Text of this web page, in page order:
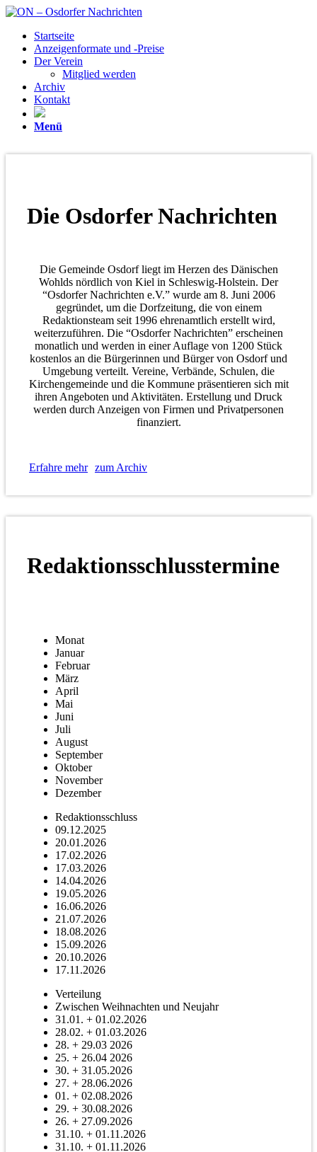
Startseite
Anzeigenformate und -Preise
Der Verein
Mitglied werden
Archiv
Kontakt
Menü
Die Osdorfer Nachrichten
Die Gemeinde Osdorf liegt im Herzen des Dänischen
Wohlds nördlich von Kiel in Schleswig-Holstein. Der
“Osdorfer Nachrichten e.V.” wurde am 8. Juni 2006
gegründet, um die Dorfzeitung, die von einem
Redaktionsteam seit 1996 ehrenamtlich erstellt wird,
weiterzuführen. Die “Osdorfer Nachrichten” erscheinen
monatlich und werden in einer Auflage von 1200 Stück
kostenlos an die Bürgerinnen und Bürger von Osdorf und
Umgebung verteilt. Vereine, Verbände, Schulen, die
Kirchengemeinde und die Kommune präsentieren sich mit
ihren Angeboten und Aktivitäten. Erstellung und Druck
werden durch Anzeigen von Firmen und Privatpersonen
finanziert.
Erfahre mehr zum Archiv
Redaktionsschlusstermine
Monat
Januar
Februar
März
April
Mai
Juni
Juli
August
September
Oktober
November
Dezember
Redaktionsschluss
09.12.2025
20.01.2026
17.02.2026
17.03.2026
14.04.2026
19.05.2026
16.06.2026
21.07.2026
18.08.2026
15.09.2026
20.10.2026
17.11.2026
Verteilung
Zwischen Weihnachten und Neujahr
31.01. + 01.02.2026
28.02. + 01.03.2026
28. + 29.03 2026
25. + 26.04 2026
30. + 31.05.2026
27. + 28.06.2026
01. + 02.08.2026
29. + 30.08.2026
26. + 27.09.2026
31.10. + 01.11.2026
31.10. + 01.11.2026